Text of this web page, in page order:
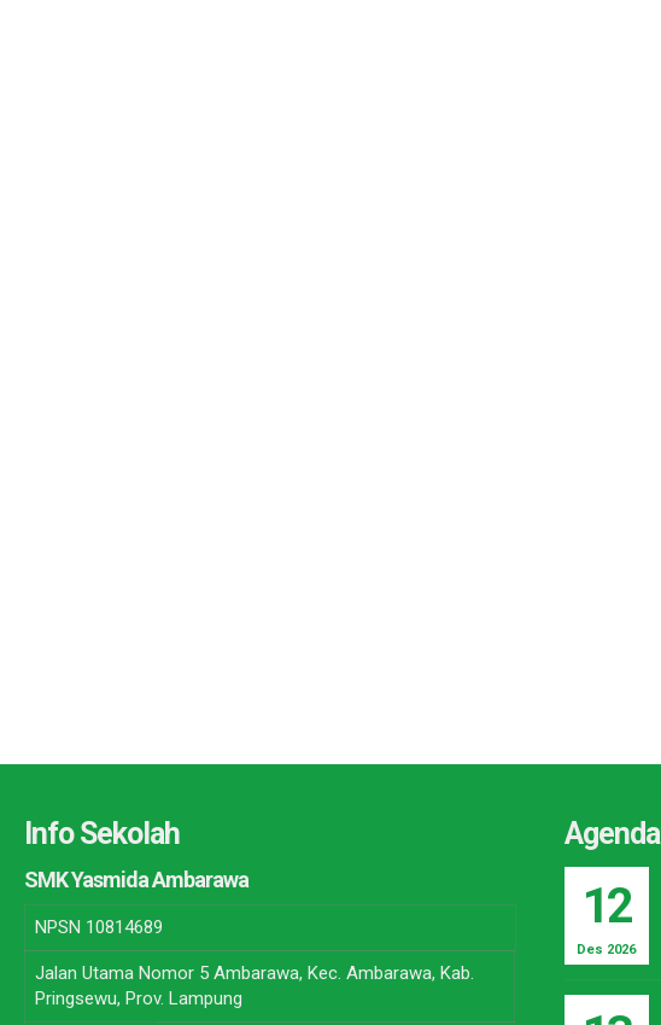
Info Sekolah
SMK Yasmida Ambarawa
NPSN 10814689
Jalan Utama Nomor 5 Ambarawa, Kec. Ambarawa, Kab.
Pringsewu, Prov. Lampung
Agenda
12
Des 2026